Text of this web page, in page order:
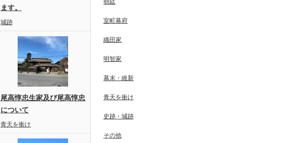
ます。
城跡
尾高惇忠生家及び尾高惇忠
について
青天を衝け
朝廷
室町幕府
織田家
明智家
幕末・維新
青天を衝け
史跡・城跡
その他